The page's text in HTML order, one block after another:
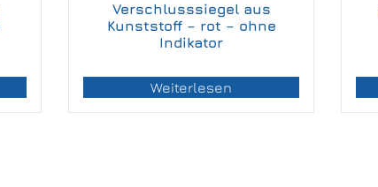
Verschlusssiegel aus
Kunststoff – rot – ohne
Indikator
Weiterlesen